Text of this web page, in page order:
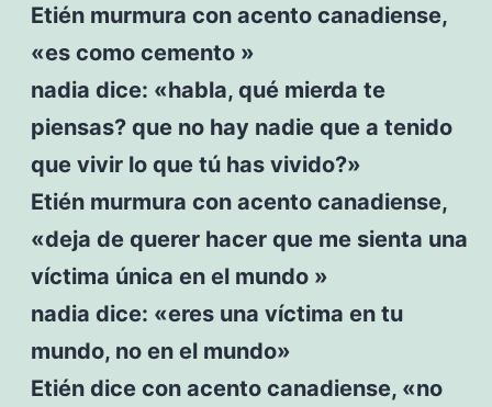
Etién murmura con acento canadiense,
«es como cemento »
nadia dice: «habla, qué mierda te
piensas? que no hay nadie que a tenido
que vivir lo que tú has vivido?»
Etién murmura con acento canadiense,
«deja de querer hacer que me sienta una
víctima única en el mundo »
nadia dice: «eres una víctima en tu
mundo, no en el mundo»
Etién dice con acento canadiense, «no